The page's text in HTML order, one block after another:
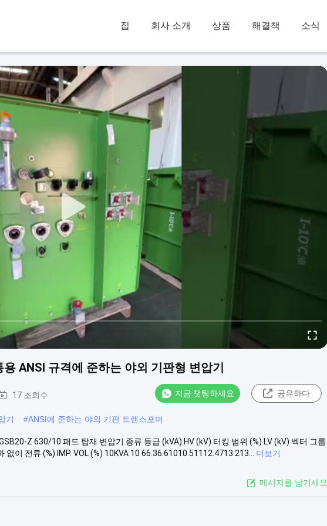
집 회사 소개 상품 해결책 소식
ANSI 규격에 준하는 야외 기판형 변압기
17 조회수 지금 챗팅하세요 공유하다
기 #ANSI에 준하는 야외 기판 트랜스포머
Z 630/10 패드 탑재 변압기 종류 등급 (kVA) HV (kV) 터킹 범위 (%) LV (kV) 벡터 그룹
이 전류 (%) IMP. VOL (%) 10KVA 10 66.36.61010.51112.4713.213...
더보기
메시지를 남기세요